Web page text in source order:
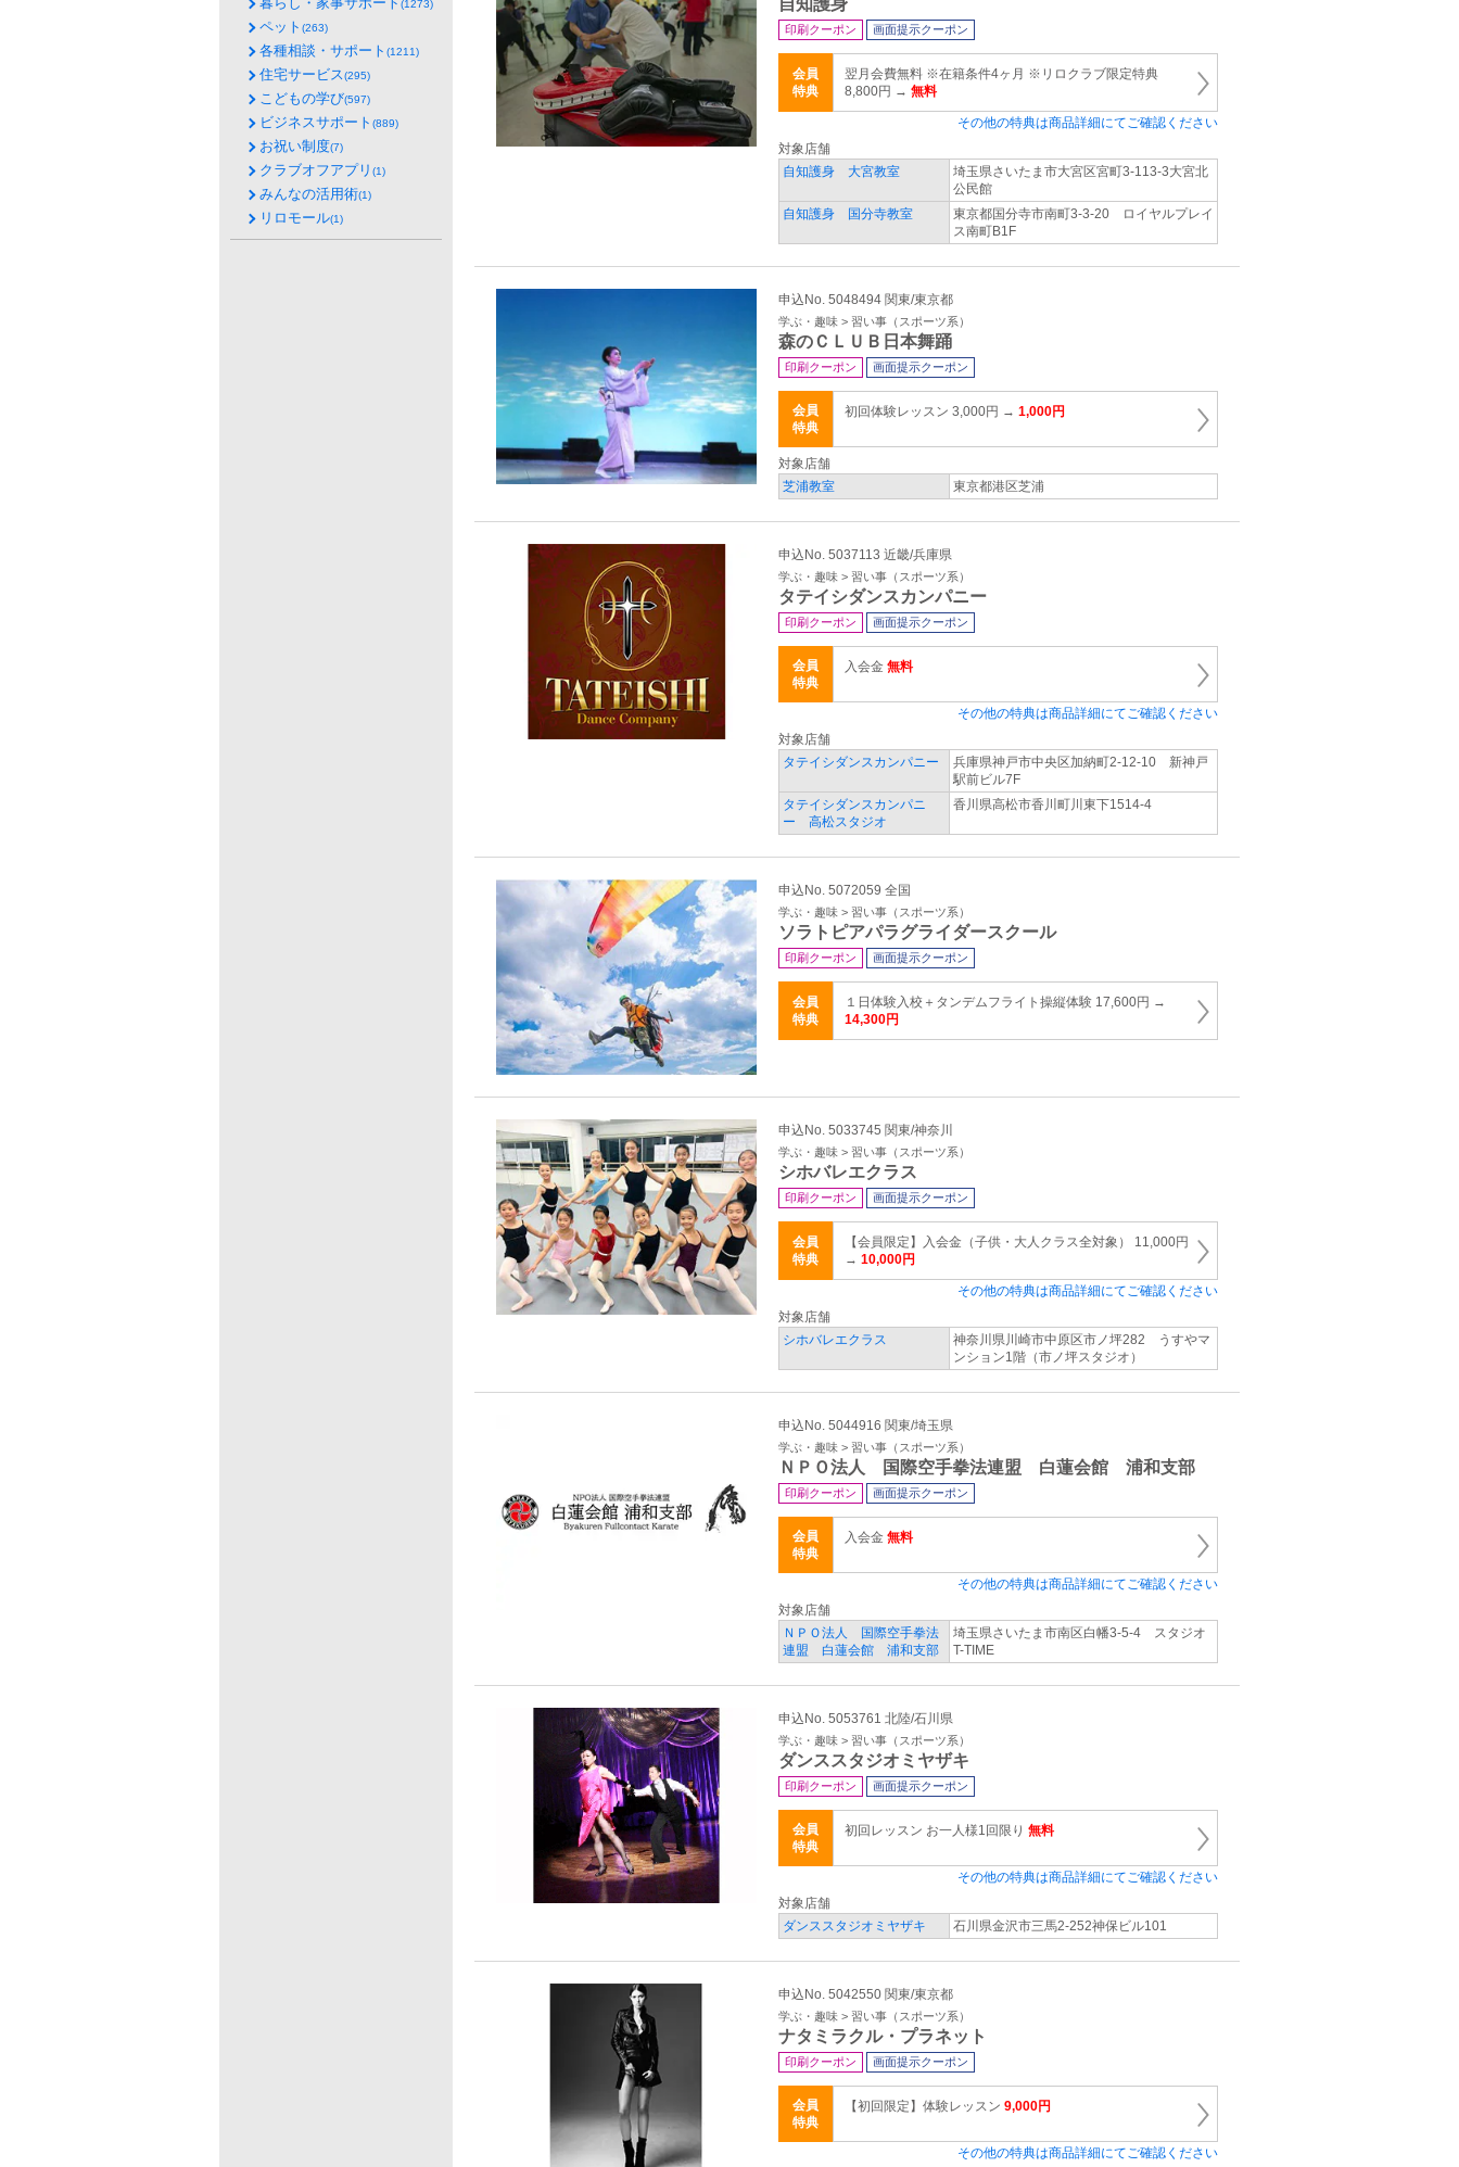
自知護身
印刷クーポン 画面提示クーポン
会員
特典
翌月会費無料 ※在籍条件4ヶ月 ※リロクラブ限定特典
8,800円 → 無料
その他の特典は商品詳細にてご確認ください
対象店舗
自知護身 大宮教室
埼玉県さいたま市大宮区宮町3-113-3大宮北
公民館
自知護身 国分寺教室
東京都国分寺市南町3-3-20 ロイヤルプレイ
ス南町B1F
申込No. 5048494 関東/東京都
学ぶ・趣味 > 習い事（スポーツ系）
森のＣＬＵＢ日本舞踊
印刷クーポン 画面提示クーポン
会員
特典
初回体験レッスン 3,000円 → 1,000円
対象店舗
芝浦教室
東京都港区芝浦
申込No. 5037113 近畿/兵庫県
学ぶ・趣味 > 習い事（スポーツ系）
タテイシダンスカンパニー
印刷クーポン 画面提示クーポン
会員
特典
入会金 無料
その他の特典は商品詳細にてご確認ください
対象店舗
タテイシダンスカンパニー
兵庫県神戸市中央区加納町2-12-10 新神戸
駅前ビル7F
タテイシダンスカンパニ
ー 高松スタジオ
香川県高松市香川町川東下1514-4
申込No. 5072059 全国
学ぶ・趣味 > 習い事（スポーツ系）
ソラトピアパラグライダースクール
印刷クーポン 画面提示クーポン
会員
特典
１日体験入校＋タンデムフライト操縦体験 17,600円 →
14,300円
申込No. 5033745 関東/神奈川
学ぶ・趣味 > 習い事（スポーツ系）
シホバレエクラス
印刷クーポン 画面提示クーポン
会員
特典
【会員限定】入会金（子供・大人クラス全対象） 11,000円
→ 10,000円
その他の特典は商品詳細にてご確認ください
対象店舗
シホバレエクラス
神奈川県川崎市中原区市ノ坪282 うすやマ
ンション1階（市ノ坪スタジオ）
申込No. 5044916 関東/埼玉県
学ぶ・趣味 > 習い事（スポーツ系）
ＮＰＯ法人 国際空手拳法連盟 白蓮会館 浦和支部
印刷クーポン 画面提示クーポン
会員
特典
入会金 無料
その他の特典は商品詳細にてご確認ください
対象店舗
ＮＰＯ法人 国際空手拳法
連盟 白蓮会館 浦和支部
埼玉県さいたま市南区白幡3-5-4 スタジオ
T-TIME
申込No. 5053761 北陸/石川県
学ぶ・趣味 > 習い事（スポーツ系）
ダンススタジオミヤザキ
印刷クーポン 画面提示クーポン
会員
特典
初回レッスン お一人様1回限り 無料
その他の特典は商品詳細にてご確認ください
対象店舗
ダンススタジオミヤザキ
石川県金沢市三馬2-252神保ビル101
申込No. 5042550 関東/東京都
学ぶ・趣味 > 習い事（スポーツ系）
ナタミラクル・プラネット
印刷クーポン 画面提示クーポン
会員
特典
【初回限定】体験レッスン 9,000円
その他の特典は商品詳細にてご確認ください
(1273)
ペット (263)
各種相談・サポート (1211)
住宅サービス(295)
こどもの学び(597)
ビジネスサポート (889)
お祝い制度(7)
クラブオフアプリ (1)
みんなの活用術(1)
リロモール(1)